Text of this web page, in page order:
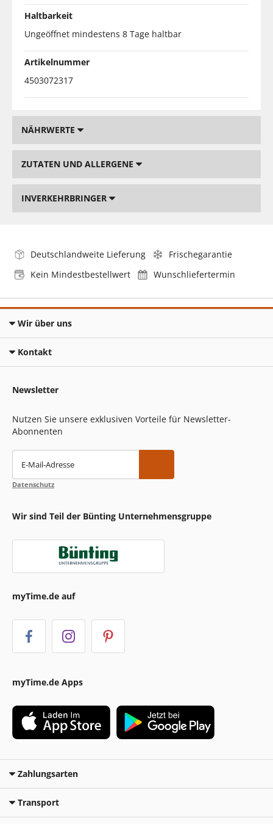
Haltbarkeit
Ungeöffnet mindestens 8 Tage haltbar
Artikelnummer
4503072317
NÄHRWERTE
ZUTATEN UND ALLERGENE
INVERKEHRBRINGER
Deutschlandweite Lieferung
Frischegarantie
Kein Mindestbestellwert
Wunschliefertermin
Wir über uns
Kontakt
Newsletter
Nutzen Sie unsere exklusiven Vorteile für Newsletter-
Abonnenten
E-Mail-Adresse
Datenschutz
Wir sind Teil der Bünting Unternehmensgruppe
myTime.de auf
myTime.de Apps
Zahlungsarten
Transport